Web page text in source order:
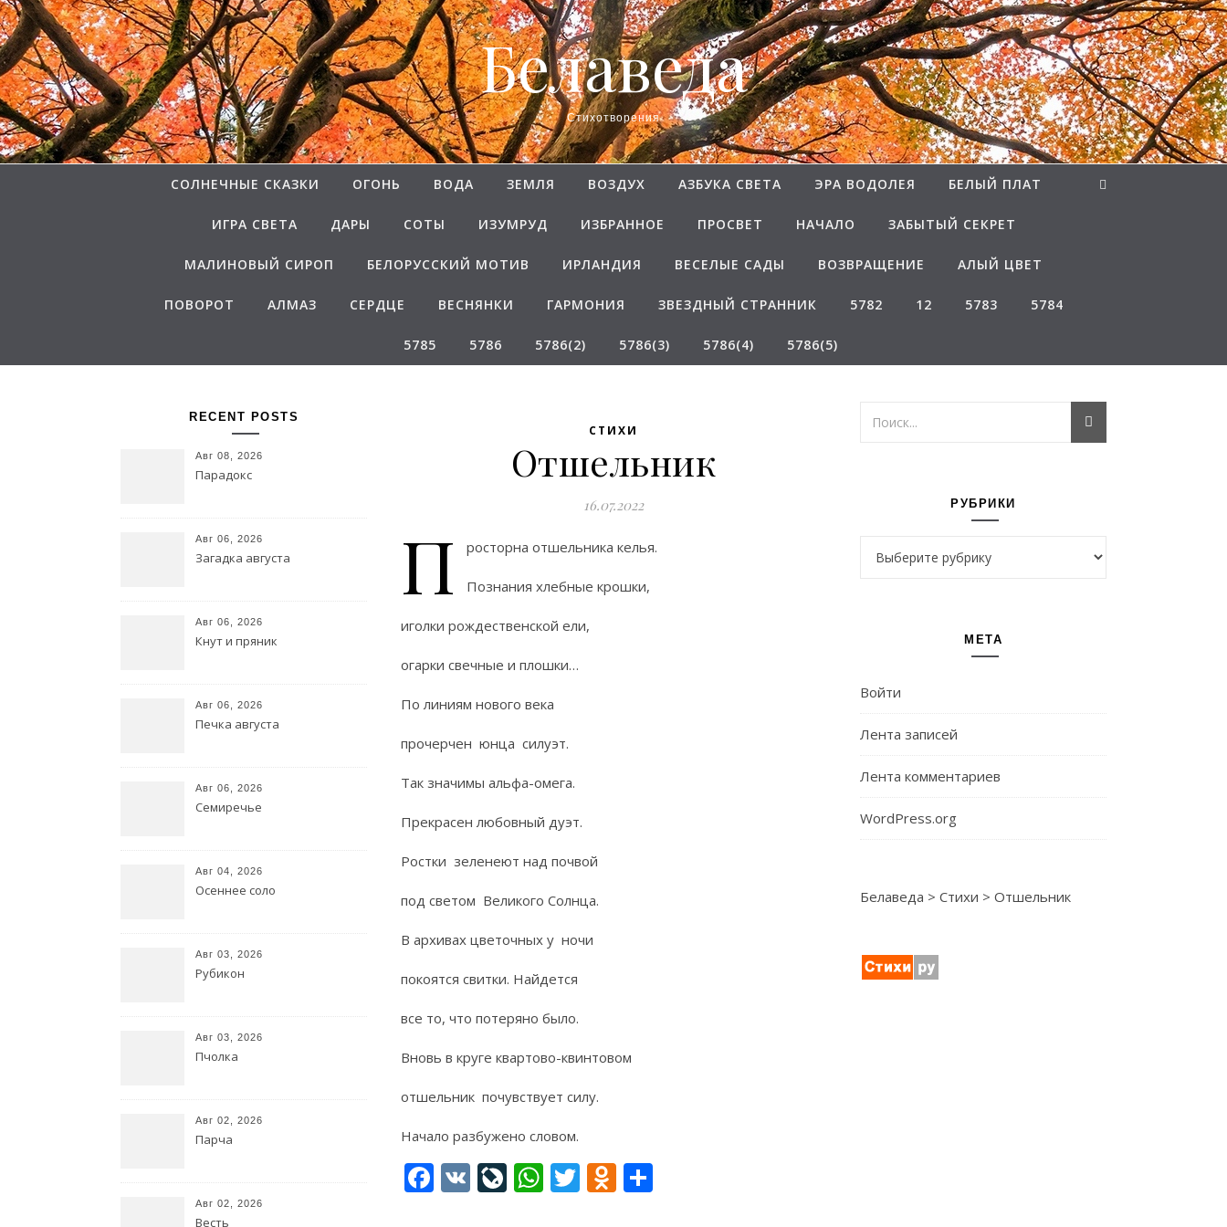
Перейти к содержимому
Белаведа
Стихотворения
СОЛНЕЧНЫЕ СКАЗКИ ОГОНЬ ВОДА ЗЕМЛЯ ВОЗДУХ АЗБУКА СВЕТА ЭРА ВОДОЛЕЯ БЕЛЫЙ ПЛАТ
ИГРА СВЕТА ДАРЫ СОТЫ ИЗУМРУД ИЗБРАННОЕ ПРОСВЕТ НАЧАЛО ЗАБЫТЫЙ СЕКРЕТ
МАЛИНОВЫЙ СИРОП БЕЛОРУССКИЙ МОТИВ ИРЛАНДИЯ ВЕСЕЛЫЕ САДЫ ВОЗВРАЩЕНИЕ АЛЫЙ ЦВЕТ
ПОВОРОТ АЛМАЗ СЕРДЦЕ ВЕСНЯНКИ ГАРМОНИЯ ЗВЕЗДНЫЙ СТРАННИК 5782 12 5783 5784
5785 5786 5786(2) 5786(3) 5786(4) 5786(5)
RECENT POSTS
Авг 08, 2026
Парадокс
Авг 06, 2026
Загадка августа
Авг 06, 2026
Кнут и пряник
Авг 06, 2026
Печка августа
Авг 06, 2026
Семиречье
Авг 04, 2026
Осеннее соло
Авг 03, 2026
Рубикон
Авг 03, 2026
Пчолка
Авг 02, 2026
Парча
Авг 02, 2026
Весть
СТИХИ
Отшельник
16.07.2022
П росторна отшельника келья.
Познания хлебные крошки,
иголки рождественской ели,
огарки свечные и плошки…
По линиям нового века
прочерчен юнца силуэт.
Так значимы альфа-омега.
Прекрасен любовный дуэт.
Ростки зеленеют над почвой
под светом Великого Солнца.
В архивах цветочных у ночи
покоятся свитки. Найдется
все то, что потеряно было.
Вновь в круге квартово-квинтовом
отшельник почувствует силу.
Начало разбужено словом.
Facebook
VK LiveJournal
WhatsApp
TwitterOdnoklassniki
РУБРИКИ
МЕТА
Войти
Лента записей
Лента комментариев
WordPress.org
Белаведа > Стихи > Отшельник